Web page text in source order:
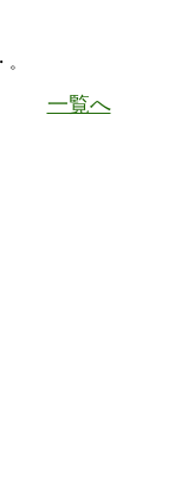
一覧へ